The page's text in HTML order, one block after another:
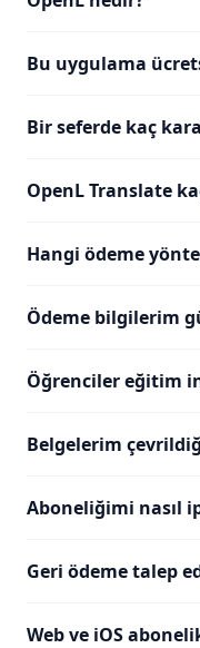
Bu uygulama
Bir seferde kaç
OpenL Translate
Hangi ödeme
Ödeme bilgilerim
Öğrenciler eğitim
Belgelerim
Aboneliğimi nasıl
Geri ödeme talep
Web ve iOS